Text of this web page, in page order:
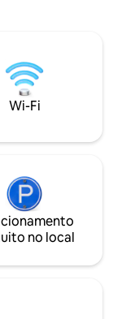
você a relaxar. Há
para Weimar.
Wi-Fi
no local